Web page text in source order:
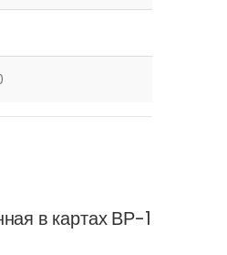
в картах ВР-1